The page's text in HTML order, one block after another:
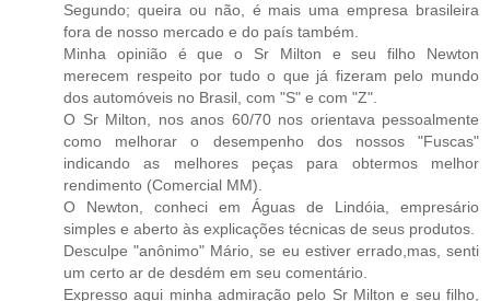
Segundo; queira ou não, é mais uma empresa brasileira
fora de nosso mercado e do país também.
Minha opinião é que o Sr Milton e seu filho Newton
merecem respeito por tudo o que já fizeram pelo mundo
dos automóveis no Brasil, com "S" e com "Z".
O Sr Milton, nos anos 60/70 nos orientava pessoalmente
como melhorar o desempenho dos nossos "Fuscas"
indicando as melhores peças para obtermos melhor
rendimento (Comercial MM).
O Newton, conheci em Águas de Lindóia, empresário
simples e aberto às explicações técnicas de seus produtos.
Desculpe "anônimo" Mário, se eu estiver errado,mas, senti
um certo ar de desdém em seu comentário.
Expresso aqui minha admiração pelo Sr Milton e seu filho,